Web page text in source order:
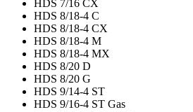
HDS 7/16 CX
HDS 8/18-4 C
HDS 8/18-4 CX
HDS 8/18-4 M
HDS 8/18-4 MX
HDS 8/20 D
HDS 8/20 G
HDS 9/14-4 ST
HDS 9/16-4 ST Gas